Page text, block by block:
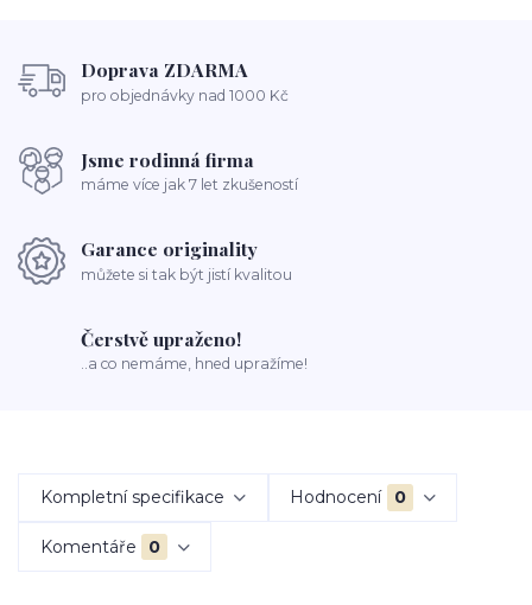
Doprava ZDARMA
pro objednávky nad 1000 Kč
Jsme rodinná firma
máme více jak 7 let zkušeností
Garance originality
můžete si tak být jistí kvalitou
Čerstvě upraženo!
..a co nemáme, hned upražíme!
Kompletní specifikace Hodnocení 0
Komentáře 0